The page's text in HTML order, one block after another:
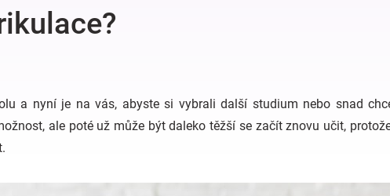
a nyní je na vás, abyste si vybrali další studium nebo snad
ale poté už může být daleko těžší se začít znovu učit,